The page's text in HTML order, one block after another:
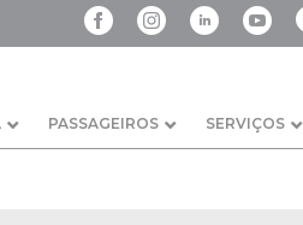
PASSAGEIROS SERVIÇOS